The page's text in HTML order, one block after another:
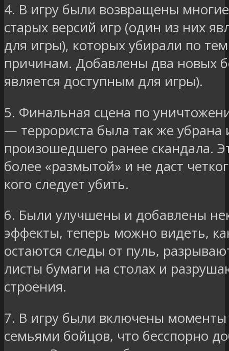
4. В игру были возвращены
старых версий игр (один из них
для игры), которых убирали по
причинам. Добавлены два новых
является доступным для игры).
5. Финальная сцена по
— террориста была так же убрана
произошедшего ранее скандала.
более «размытой» и не даст
кого следует убить.
6. Были улучшены и добавлены
эффекты, теперь можно видеть,
остаются следы от пуль,
листы бумаги на столах и
строения.
7. В игру были включены
семьями бойцов, что бесспорно